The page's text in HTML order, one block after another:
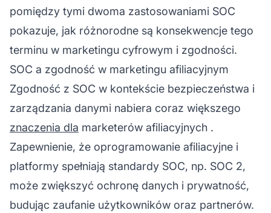
pomiędzy tymi dwoma zastosowaniami SOC
pokazuje, jak różnorodne są konsekwencje tego
terminu w marketingu cyfrowym i zgodności.
SOC a zgodność w marketingu afiliacyjnym
Zgodność z SOC w kontekście bezpieczeństwa i
zarządzania danymi nabiera coraz większego
znaczenia dla marketerów afiliacyjnych .
Zapewnienie, że oprogramowanie afiliacyjne i
platformy spełniają standardy SOC, np. SOC 2,
może zwiększyć ochronę danych i prywatność,
budując zaufanie użytkowników oraz partnerów.